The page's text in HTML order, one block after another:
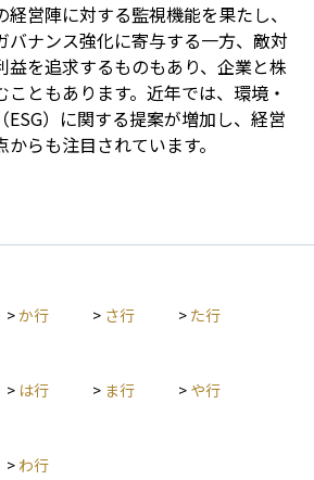
営陣に対する監視機能を果たし、
バナンス強化に寄与する一方、敵対
益を追求するものもあり、企業と株
ともあります。近年では、環境・
）に関する提案が増加し、経営
らも注目されています。
>か行 > さ行 > た行
> は行 > ま行 > や行
> わ行